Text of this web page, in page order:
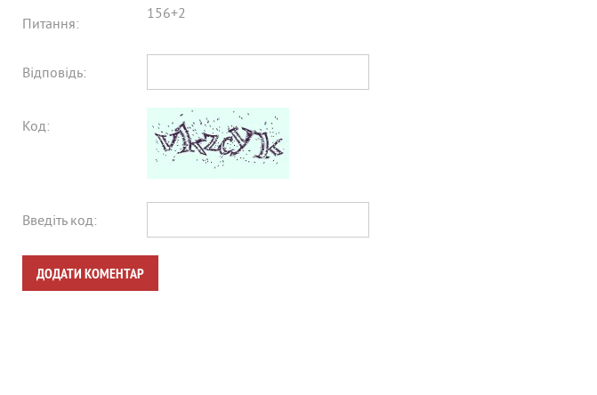
Питання:
156+2
Відповідь:
Код:
Введіть код:
ДОДАТИ КОМЕНТАР